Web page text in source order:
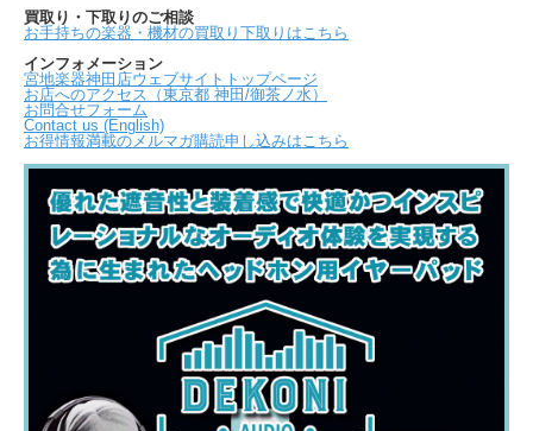
買取り・下取りのご相談
お手持ちの楽器・機材の買取り下取りはこちら
インフォメーション
宮地楽器神田店ウェブサイトトップページ
お店へのアクセス（東京都 神田/御茶ノ水）
お問合せフォーム
Contact us (English)
お得情報満載のメルマガ購読申し込みはこちら